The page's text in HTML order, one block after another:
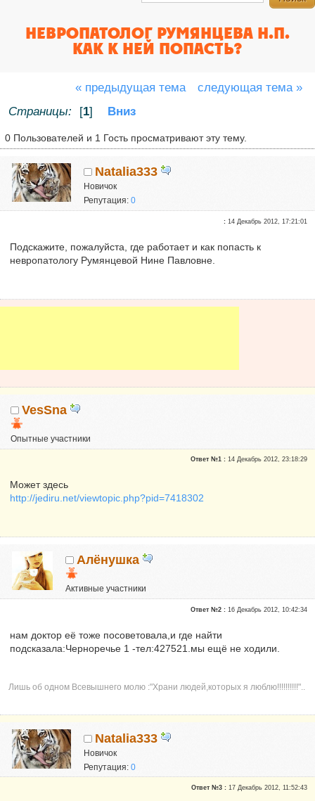
НЕВРОПАТОЛОГ РУМЯНЦЕВА Н.П.
КАК К НЕЙ ПОПАСТЬ?
« предыдущая тема
следующая тема »
Страницы:
[1] Вниз
0 Пользователей и 1 Гость просматривают эту тему.
Natalia333
Новичок
Репутация: 0
:14 Декабрь 2012, 17:21:01
Подскажите, пожалуйста, где работает и как попасть к
невропатологу Румянцевой Нине Павловне.
VesSna
Опытные участники
Репутация:1
Ответ №1 :14 Декабрь 2012, 23:18:29
Может здесь
http://jediru.net/viewtopic.php?pid=7418302
Алёнушка
Активные участники
Ответ №2 :16 Декабрь 2012, 10:42:34
нам доктор её тоже посоветовала,и где найти
подсказала:Черноречье 1 -тел:427521.мы ещё не ходили.
Лишь об одном Всевышнего молю :"Храни людей,которых я люблю!!!!!!!!!!"..
Natalia333
Новичок
Репутация: 0
Ответ №3 :17 Декабрь 2012, 11:52:43